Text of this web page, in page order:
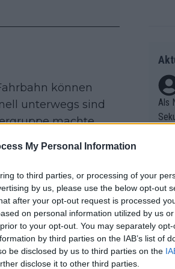
My Personal Information
to third parties, or processing of your
by us, please use the below opt-out
after your opt-out request is processed
on personal information utilized by us
to your opt-out. You may separately
by third parties on the IAB’s list of
be disclosed by us to third parties on the
disclose it to other third parties.
können
unterwegs sind
machte
anfühlte.
ab.
lagen zu
war durch die
Als
er
rifft
Die
as
ür
ss
as
et.